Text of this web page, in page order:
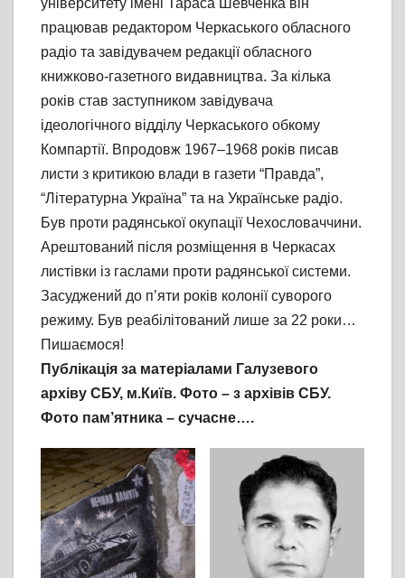
університету імені Тараса Шевченка він
працював редактором Черкаського обласного
радіо та завідувачем редакції обласного
книжково-газетного видавництва. За кілька
років став заступником завідувача
ідеологічного відділу Черкаського обкому
Компартії. Впродовж 1967–1968 років писав
листи з критикою влади в газети “Правда”,
“Літературна Україна” та на Українське радіо.
Був проти радянської окупації Чехословаччини.
Арештований після розміщення в Черкасах
листівки із гаслами проти радянської системи.
Засуджений до п’яти років колонії суворого
режиму. Був реабілітований лише за 22 роки…
Пишаємося!
Публікація за матеріалами Галузевого
архіву СБУ, м.Київ. Фото – з архівів СБУ.
Фото пам’ятника – сучасне….